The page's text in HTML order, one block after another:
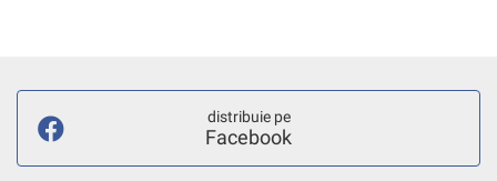
distribuie pe
Facebook